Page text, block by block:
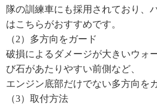
隊の訓練車にも採用されており、
はこちらがおすすめです。
（2）多方向をガード
破損によるダメージが大きいウォ
び石があたりやすい前側など、
エンジン底部だけでない多方向を
（3）取付方法